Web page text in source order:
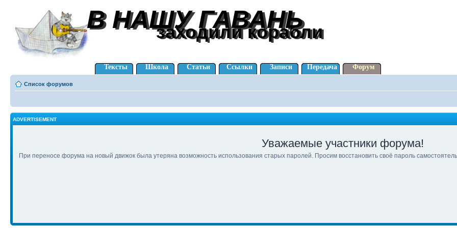
В НАШУ ГАВАНЬ
В НАШУ ГАВАНЬ
заходили корабли
заходили корабли
Тексты Школа Статьи Ссылки Записи Передача Форум
Список форумов
ADVERTISEMENT
Уважаемые участники форума!
При переносе форума на новый движок была утеряна возможность использования старых паролей. Просим восстановить своё пароль